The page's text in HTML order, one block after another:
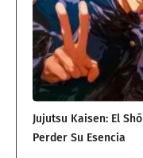
Jujutsu Kaisen: El
Perder Su Esencia